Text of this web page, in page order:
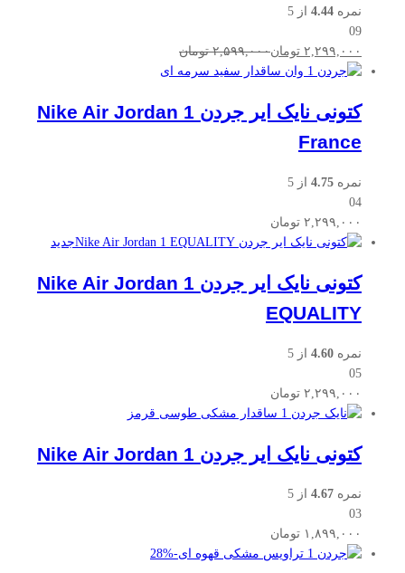
نمره 4.44 از 5
09
۲,۲۹۹,۰۰۰ تومان۲,۵۹۹,۰۰۰ تومان
کتونی نایک ایر جردن Nike Air Jordan 1
France
نمره 4.75 از 5
04
۲,۲۹۹,۰۰۰ تومان
جدید
کتونی نایک ایر جردن Nike Air Jordan 1
EQUALITY
نمره 4.60 از 5
05
۲,۲۹۹,۰۰۰ تومان
کتونی نایک ایر جردن Nike Air Jordan 1
نمره 4.67 از 5
03
۱,۸۹۹,۰۰۰ تومان
-
28%